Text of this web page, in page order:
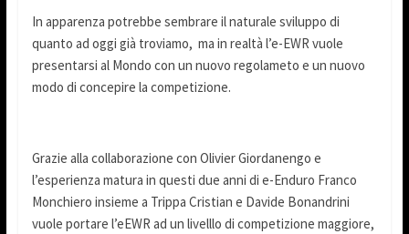
In apparenza potrebbe sembrare il naturale sviluppo di
quanto ad oggi già troviamo, ma in realtà l’e-EWR vuole
presentarsi al Mondo con un nuovo regolameto e un nuovo
modo di concepire la competizione.
Grazie alla collaborazione con Olivier Giordanengo e
l’esperienza matura in questi due anni di e-Enduro Franco
Monchiero insieme a Trippa Cristian e Davide Bonandrini
vuole portare l’eEWR ad un livelllo di competizione maggiore,